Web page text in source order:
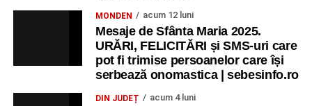
MONDEN acum 12 luni
Mesaje de Sfânta Maria 2025.
URĂRI, FELICITĂRI și SMS-uri care
pot fi trimise persoanelor care își
serbează onomastica | sebesinfo.ro
DIN JUDEȚ acum 4 luni